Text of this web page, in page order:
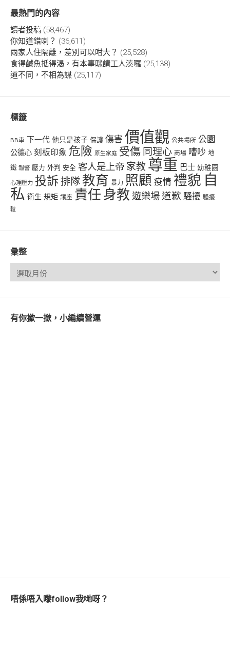
最熱門的內容
讀者投稿 (58,467)
你知道錯喇？ (36,611)
兩家人住隔離，差別可以咁大？ (25,528)
食得鹹魚抵得渴，有本事咪請工人湊囉 (25,138)
道不同，不相為謀 (25,117)
標籤
BB車 下一代 他只是孩子 保護 傷害 價值觀 公共場所 公園
公德心 刻板印象 危險 原生家庭 受傷 同理心 商場 嘈吵 地
鐵 報警 壓力 外判 安全 客人是上帝 家教 尊重 巴士 幼稚園
心理壓力 投訴排隊 教育 暴力 照顧 疫情 禮貌 自
私 衛生 規矩 讓座 責任 身教 遊樂場道歉 騷擾 騷擾
𨋢
彙整
有你撳一撳，小編續營運
唔係唔入嚟follow我哋呀？